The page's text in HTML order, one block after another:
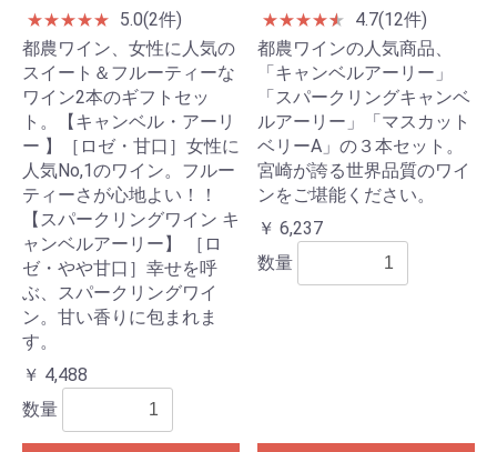
★★★★★
5.0(2件)
都農ワイン、女性に人気の
スイート＆フルーティーな
ワイン2本のギフトセッ
ト。【キャンベル・アーリ
ー 】［ロゼ・甘口］女性に
人気No,1のワイン。フルー
ティーさが心地よい！！
【スパークリングワイン キ
ャンベルアーリー】 ［ロ
ゼ・やや甘口］幸せを呼
ぶ、スパークリングワイ
ン。甘い香りに包まれま
す。
￥ 4,488
数量
★★★★★
★
4.7(12件)
都農ワインの人気商品、
「キャンベルアーリー」
「スパークリングキャンベ
ルアーリー」「マスカット
ベリーA」の３本セット。
宮崎が誇る世界品質のワイ
ンをご堪能ください。
￥ 6,237
数量